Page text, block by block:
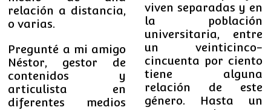
relación a distancia,
o varias.
Pregunté a mi amigo
Néstor, gestor de
contenidos y
articulista en
diferentes medios
viven separadas y en
la población
universitaria, entre
un veinticinco-
cincuenta por ciento
tiene alguna
relación de este
género. Hasta un